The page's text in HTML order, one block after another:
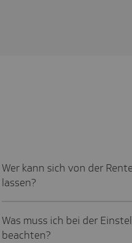
Wer kann sich von der
lassen?
Was muss ich bei der
beachten?